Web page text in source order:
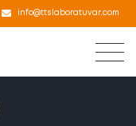
info@ttslaboratuvar.com